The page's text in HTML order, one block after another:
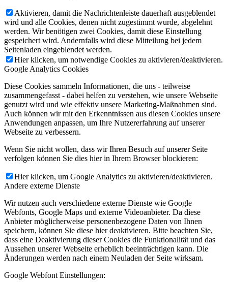
Aktivieren, damit die Nachrichtenleiste dauerhaft ausgeblendet
wird und alle Cookies, denen nicht zugestimmt wurde, abgelehnt
werden. Wir benötigen zwei Cookies, damit diese Einstellung
gespeichert wird. Andernfalls wird diese Mitteilung bei jedem
Seitenladen eingeblendet werden.
Hier klicken, um notwendige Cookies zu aktivieren/deaktivieren.
Google Analytics Cookies
Diese Cookies sammeln Informationen, die uns - teilweise
zusammengefasst - dabei helfen zu verstehen, wie unsere Webseite
genutzt wird und wie effektiv unsere Marketing-Maßnahmen sind.
Auch können wir mit den Erkenntnissen aus diesen Cookies unsere
Anwendungen anpassen, um Ihre Nutzererfahrung auf unserer
Webseite zu verbessern.
Wenn Sie nicht wollen, dass wir Ihren Besuch auf unserer Seite
verfolgen können Sie dies hier in Ihrem Browser blockieren:
Hier klicken, um Google Analytics zu aktivieren/deaktivieren.
Andere externe Dienste
Wir nutzen auch verschiedene externe Dienste wie Google
Webfonts, Google Maps und externe Videoanbieter. Da diese
Anbieter möglicherweise personenbezogene Daten von Ihnen
speichern, können Sie diese hier deaktivieren. Bitte beachten Sie,
dass eine Deaktivierung dieser Cookies die Funktionalität und das
Aussehen unserer Webseite erheblich beeinträchtigen kann. Die
Änderungen werden nach einem Neuladen der Seite wirksam.
Google Webfont Einstellungen: